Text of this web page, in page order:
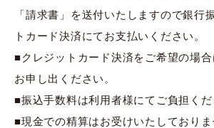
「請求書」を送付いたしますので銀行
トカード決済にてお支払いください。
■クレジットカード決済をご希望の場
お申し出ください。
■振込手数料は利用者様にてご負担くだ
■現金での精算はお受けいたしておりま